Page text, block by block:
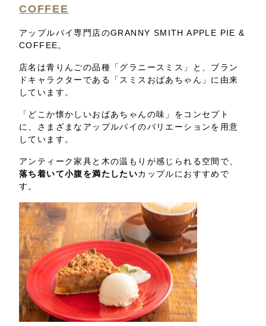
COFFEE
アップルパイ専門店のGRANNY SMITH APPLE PIE &
COFFEE。
店名は青りんごの品種「グラニースミス」と、ブラン
ドキャラクターである「スミスおばあちゃん」に由来
しています。
「どこか懐かしいおばあちゃんの味」をコンセプト
に、さまざまなアップルパイのバリエーションを用意
しています。
アンティーク家具と木の温もりが感じられる空間で、
落ち着いて小腹を満たしたいカップルにおすすめで
す。